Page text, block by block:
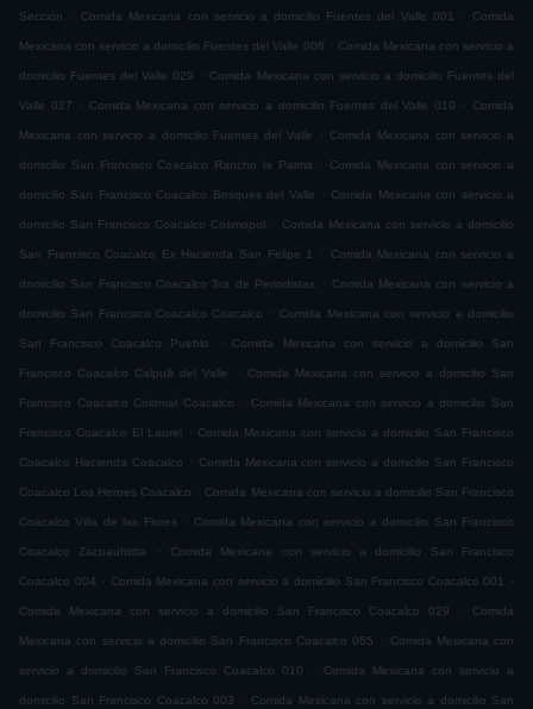
Sección . Comida Mexicana con servicio a domicilio Fuentes del Valle 001 . Comida
Mexicana con servicio a domicilio Fuentes del Valle 006 . Comida Mexicana con servicio a
domicilio Fuentes del Valle 029 . Comida Mexicana con servicio a domicilio Fuentes del
Valle 027 . Comida Mexicana con servicio a domicilio Fuentes del Valle 010 . Comida
Mexicana con servicio a domicilio Fuentes del Valle . Comida Mexicana con servicio a
domicilio San Francisco Coacalco Rancho la Palma . Comida Mexicana con servicio a
domicilio San Francisco Coacalco Bosques del Valle . Comida Mexicana con servicio a
domicilio San Francisco Coacalco Cosmopol . Comida Mexicana con servicio a domicilio
San Francisco Coacalco Ex Hacienda San Felipe 1 . Comida Mexicana con servicio a
domicilio San Francisco Coacalco 3ra de Periodistas . Comida Mexicana con servicio a
domicilio San Francisco Coacalco Coacalco . Comida Mexicana con servicio a domicilio
San Francisco Coacalco Pueblo . Comida Mexicana con servicio a domicilio San
Francisco Coacalco Calpulli del Valle . Comida Mexicana con servicio a domicilio San
Francisco Coacalco Colonial Coacalco . Comida Mexicana con servicio a domicilio San
Francisco Coacalco El Laurel . Comida Mexicana con servicio a domicilio San Francisco
Coacalco Hacienda Coacalco . Comida Mexicana con servicio a domicilio San Francisco
Coacalco Los Heroes Coacalco . Comida Mexicana con servicio a domicilio San Francisco
Coacalco Villa de las Flores . Comida Mexicana con servicio a domicilio San Francisco
Coacalco Zacuauhtitla . Comida Mexicana con servicio a domicilio San Francisco
Coacalco 004 . Comida Mexicana con servicio a domicilio San Francisco Coacalco 001 .
Comida Mexicana con servicio a domicilio San Francisco Coacalco 029 . Comida
Mexicana con servicio a domicilio San Francisco Coacalco 065 . Comida Mexicana con
servicio a domicilio San Francisco Coacalco 010 . Comida Mexicana con servicio a
domicilio San Francisco Coacalco 003 . Comida Mexicana con servicio a domicilio San